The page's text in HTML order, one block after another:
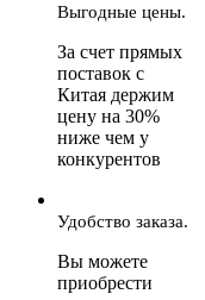
Выгодные цены.
За счет прямых
поставок с
Китая держим
цену на 30%
ниже чем у
конкурентов
Удобство заказа.
Вы можете
приобрести